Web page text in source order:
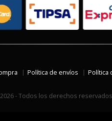
Política de envíos Política
- Todos los derechos